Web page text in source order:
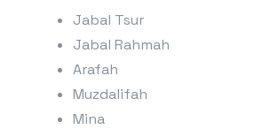
Jabal Tsur
Jabal Rahmah
Arafah
Muzdalifah
Mina